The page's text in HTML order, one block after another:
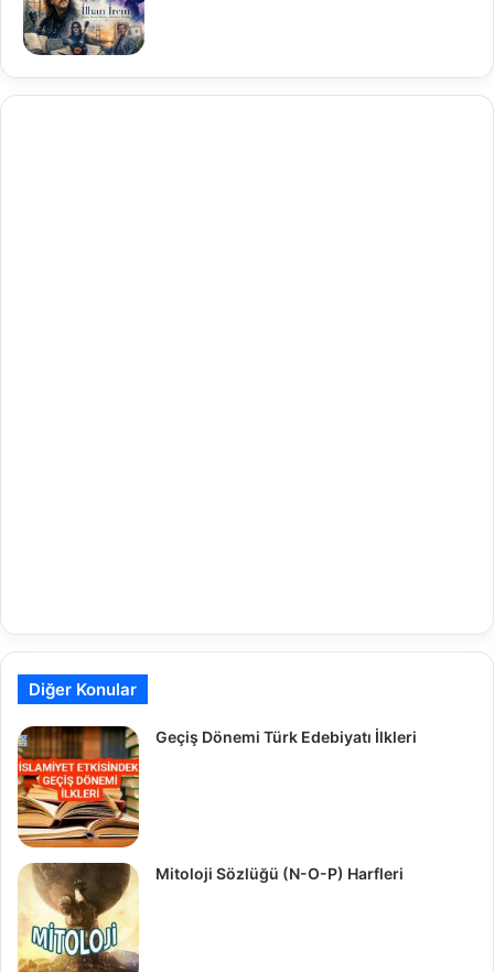
Diğer Konular
Geçiş Dönemi Türk Edebiyatı İlkleri
Mitoloji Sözlüğü (N-O-P) Harfleri